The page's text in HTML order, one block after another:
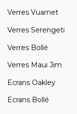
Verres Vuarnet
Verres Serengeti
Verres Bollé
Verres Maui Jim
Ecrans Oakley
Ecrans Bollé